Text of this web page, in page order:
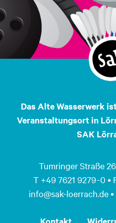
Das Alte Wasserwerk
Veranstaltungsort in
SAK
Tumringer Straße
T +49 7621 9279 - 0 •
info@sak-loerrach.de